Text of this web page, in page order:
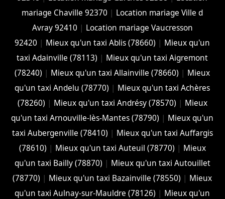
mariage Chaville 92370 | Location mariage Ville d
Avray 92410 | Location mariage Vaucresson
92420 | Mieux qu'un taxi Ablis (78660) | Mieux qu'un
taxi Adainville (78113) | Mieux qu'un taxi Aigremont
(78240) | Mieux qu'un taxi Allainville (78660) | Mieux
qu'un taxi Andelu (78770) | Mieux qu'un taxi Achères
(78260) | Mieux qu'un taxi Andrésy (78570) | Mieux
qu'un taxi Arnouville-lès-Mantes (78790) | Mieux qu'un
taxi Aubergenville (78410) | Mieux qu'un taxi Auffargis
(78610) | Mieux qu'un taxi Auteuil (78770) | Mieux
qu'un taxi Bailly (78870) | Mieux qu'un taxi Autouillet
(78770) | Mieux qu'un taxi Bazainville (78550) | Mieux
qu'un taxi Aulnay-sur-Mauldre (78126) | Mieux qu'un